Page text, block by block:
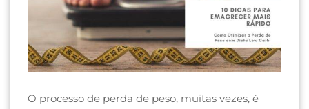
O processo de perda de peso, muitas vezes, é